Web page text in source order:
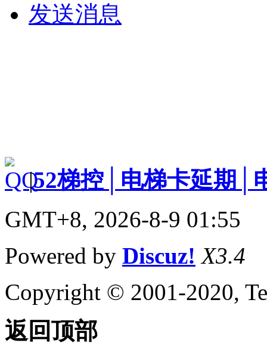
发送消息
|52梯控│电梯卡延期│
GMT+8, 2026-8-9 01:55
Powered by Discuz! X3.4
Copyright © 2001-2020,
返回顶部